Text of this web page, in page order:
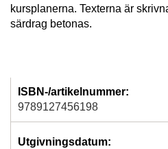
kursplanerna. Texterna är
särdrag betonas.
ISBN-/artikelnummer:
9789127456198
Utgivningsdatum: